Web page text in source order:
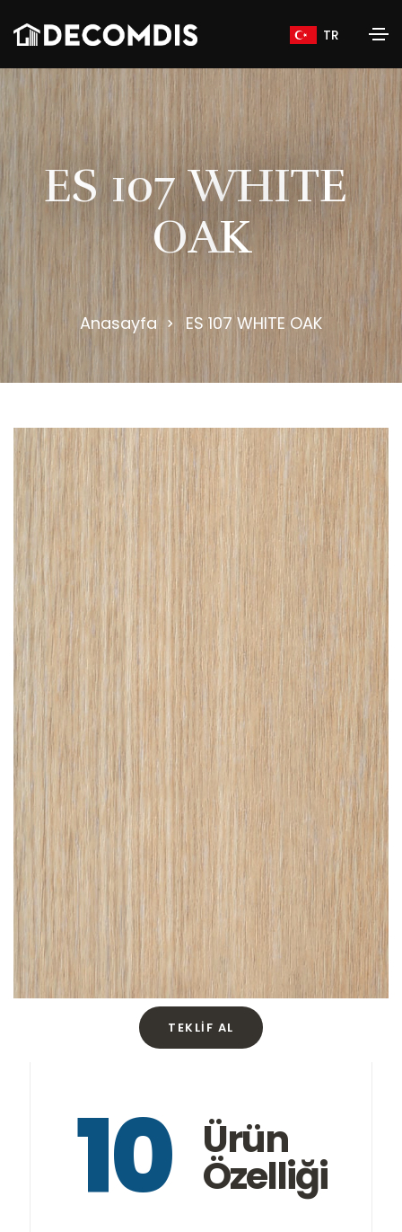
TR
ES 107 WHITE
OAK
Anasayfa ES 107 WHITE OAK
TEKLIF AL
10 Ürün
Özelliği